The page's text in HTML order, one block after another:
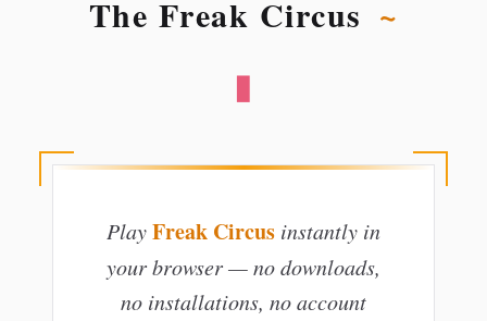
The Freak Circus ~
▮
PlayFreak Circus instantly in
your browser — no downloads,
no installations, no account